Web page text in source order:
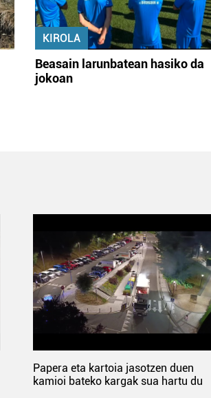
KIROLA
Beasain larunbatean hasiko da
jokoan
Papera eta kartoia jasotzen duen
kamioi bateko kargak sua hartu du